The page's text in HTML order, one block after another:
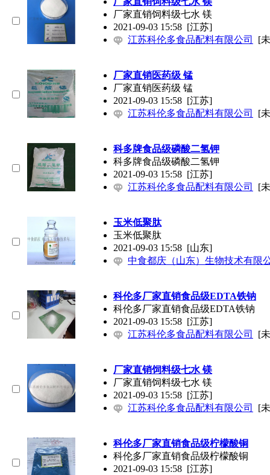
厂家直销饲料级七水 镁
2021-09-03 15:58 [江苏]
江苏科伦多食品配料有限公司
[
厂家直销医药级 锰
厂家直销医药级 锰
2021-09-03 15:58 [江苏]
江苏科伦多食品配料有限公司
[
科多牌食品级磷酸二氢钾
科多牌食品级磷酸二氢钾
2021-09-03 15:58 [江苏]
江苏科伦多食品配料有限公司
[
玉米低聚肽
玉米低聚肽
2021-09-03 15:58 [山东]
中食都庆（山东）生物技术有限
科伦多厂家直销食品级EDTA铁钠
科伦多厂家直销食品级EDTA铁钠
2021-09-03 15:58 [江苏]
江苏科伦多食品配料有限公司
[
厂家直销饲料级七水 镁
厂家直销饲料级七水 镁
2021-09-03 15:58 [江苏]
江苏科伦多食品配料有限公司
[
科伦多厂家直销食品级柠檬酸铜
科伦多厂家直销食品级柠檬酸铜
2021-09-03 15:58 [江苏]